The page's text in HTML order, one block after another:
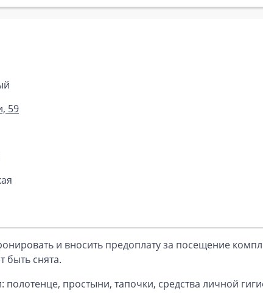
59
и вносить предоплату за посещение
быть снята.
простыни, тапочки, средства личной